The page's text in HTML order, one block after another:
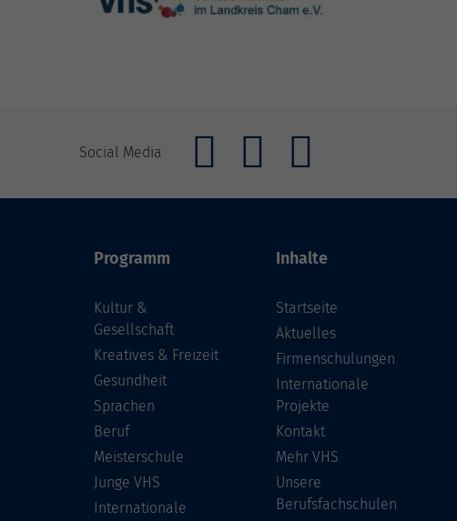
Social Media
Programm
Kultur &
Gesellschaft
Kreatives & Freizeit
Gesundheit
Sprachen
Beruf
Meisterschule
Junge VHS
Internationale
Inhalte
Startseite
Aktuelles
Firmenschulungen
Internationale
Projekte
Kontakt
Mehr VHS
Unsere
Berufsfachschulen